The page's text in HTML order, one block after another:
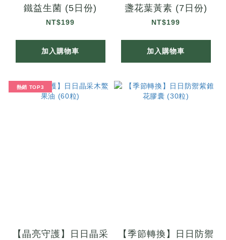
鐵益生菌 (5日份)
NT$199
加入購物車
盞花葉黃素 (7日份)
NT$199
加入購物車
熱銷 TOP3
【晶亮守護】日日晶采
【季節轉換】日日防禦